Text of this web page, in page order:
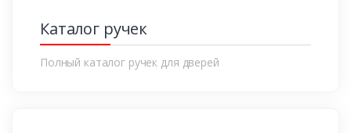
Каталог ручек
Полный каталог ручек для дверей